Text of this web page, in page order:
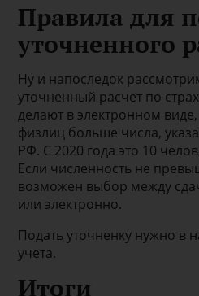
Правила для
уточненного
Ну и напоследок
уточненный расчет по
делают в электронном
физлиц больше числа,
РФ. С 2020 года это 10
Если численность не
возможен выбор между
или электронно.
Подать уточненку нужно в
учета.
Итоги